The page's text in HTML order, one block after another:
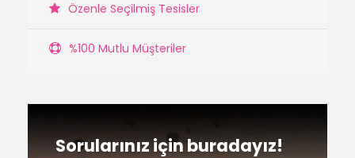
Özenle Seçilmiş Tesisler
%100 Mutlu Müşteriler
Sorularınız için buradayız!